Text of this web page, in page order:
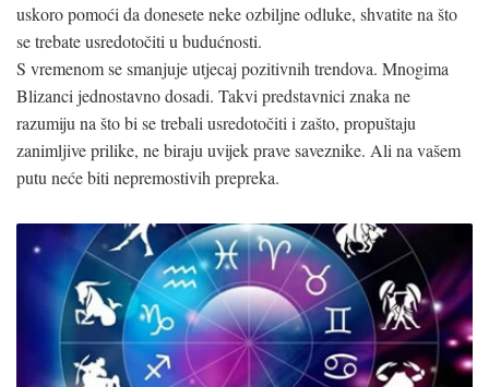
uskoro pomoći da donesete neke ozbiljne odluke, shvatite na što
se trebate usredotočiti u budućnosti.
S vremenom se smanjuje utjecaj pozitivnih trendova. Mnogima
Blizanci jednostavno dosadi. Takvi predstavnici znaka ne
razumiju na što bi se trebali usredotočiti i zašto, propuštaju
zanimljive prilike, ne biraju uvijek prave saveznike. Ali na vašem
putu neće biti nepremostivih prepreka.